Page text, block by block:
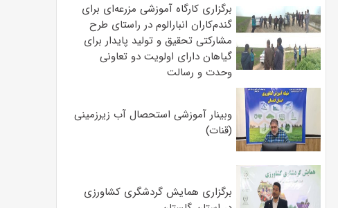
برگزاری کارگاه آموزشی مزرعه‌ای برای
گندم‌کاران انبارالوم در راستای طرح
مشارکتی تحقیق و تولید پایدار برای
گیاهان دارای اولویت دو تعاونی
وحدت و رسالت
وبینار آموزشی استحصال آب زیرزمینی
(قنات)
برگزاری همایش گردشگری کشاورزی